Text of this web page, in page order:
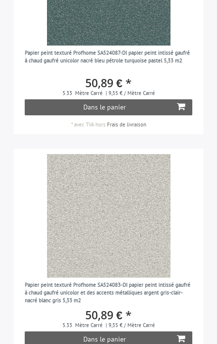
Papier peint texturé Profhome SA524087-DI papier peint intissé gaufré
à chaud gaufré unicolor nacré bleu pétrole turquoise pastel 5,33 m2
50,89 € *
5.33 Mètre Carré | 9,55 € / Mètre Carré
Dans le panier
*avec TVAhors Frais de livraison
Papier peint texturé Profhome SA524083-DI papier peint intissé gaufré
à chaud gaufré unicolor et des accents métalliques argent gris-clair-
nacré blanc gris 5,33 m2
50,89 € *
5.33 Mètre Carré | 9,55 € / Mètre Carré
Dans le panier